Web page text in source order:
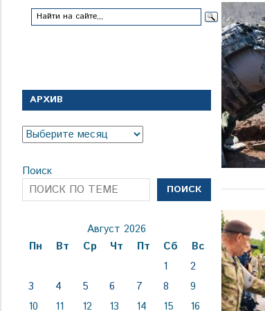
1924
года
АРХИВ
Архив
Поиск
ПОИСК
Август 2026
Пн
Вт Ср Чт Пт Сб
Вс
1
2
3
4 5 6 7 8
9
10
11 12 13 14 15
16